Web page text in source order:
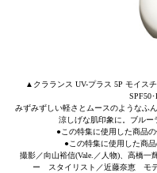
▲クラランス UV-プラス 5P モイス
SPF50
みずみずしい軽さとムースのようなふ
涼しげな肌印象に。ブルー
●この特集に使用した商品
●この特集に使用した商
撮影／向山裕信(Vale.／人物)、高橋
ー スタイリスト／近藤奈恵 モ